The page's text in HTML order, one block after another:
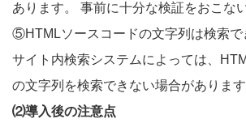
あります。 事前に十分な検証をおこな
⑤HTMLソースコードの文字列は検索で
サイト内検索システムによっては、
の文字列を検索できない場合があります
⑵導入後の注意点